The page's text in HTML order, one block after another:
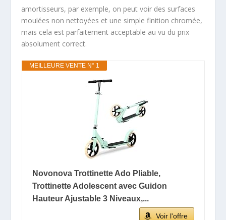
amortisseurs, par exemple, on peut voir des surfaces
moulées non nettoyées et une simple finition chromée,
mais cela est parfaitement acceptable au vu du prix
absolument correct.
MEILLEURE VENTE N° 1
Novonova Trottinette Ado Pliable,
Trottinette Adolescent avec Guidon
Hauteur Ajustable 3 Niveaux,...
Voir l'offre